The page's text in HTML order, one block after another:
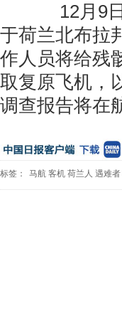
12月9日
于荷兰北布拉
作人员将给残
取复原飞机，
调查报告将在
标签： 马航 客机 荷兰人 遇难者